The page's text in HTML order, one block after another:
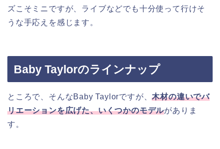
ズこそミニですが、ライブなどでも十分使って行けそ
うな手応えを感じます。
Baby Taylorのラインナップ
ところで、そんなBaby Taylorですが、木材の違いでバ
リエーションを広げた、いくつかのモデルがありま
す。